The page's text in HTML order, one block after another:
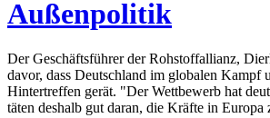
Außenpolitik
Der Geschäftsführer der Rohstoffallianz,
davor, dass Deutschland im globalen Kampf
Hintertreffen gerät. "Der Wettbewerb hat
täten deshalb gut daran, die Kräfte in Europa